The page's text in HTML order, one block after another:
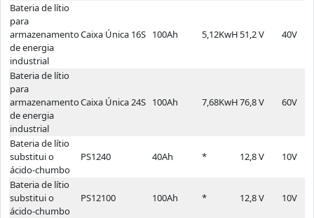
Bateria de lítio
para
armazenamento
de energia
industrial
Caixa Única 16S 100Ah 5,12KwH 51,2 V 40V
Bateria de lítio
para
armazenamento
de energia
industrial
Caixa Única 24S 100Ah 7,68KwH76,8 V 60V
Bateria de lítio
substitui o
ácido-chumbo
PS1240 40Ah * 12,8 V 10V
Bateria de lítio
substitui o
ácido-chumbo
PS12100 100Ah * 12,8 V 10V